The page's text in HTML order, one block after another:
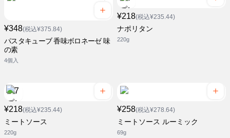
¥348(税込¥375.84)
パスタキューブ 香味ボロネーゼ 味
の素
4個入
¥218(税込¥235.44)
ナポリタン
220g
¥218(税込¥235.44)
ミートソース
220g
¥258(税込¥278.64)
ミートソース ルーミック
69g